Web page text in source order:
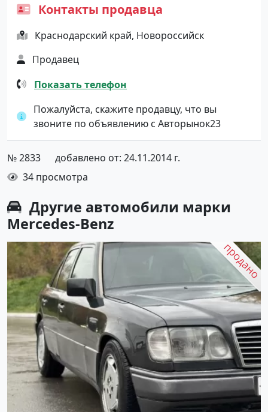
Контакты продавца
Краснодарский край, Новороссийск
Продавец
Показать телефон
Пожалуйста, скажите продавцу, что вы
звоните по объявлению с Авторынок23
№ 2833
добавлено от: 24.11.2014 г.
34 просмотра
Другие автомобили марки
Mercedes-Benz